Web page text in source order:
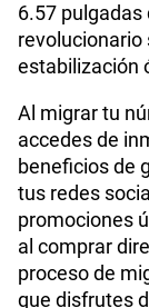
6.57 pulgadas
revolucionario
estabilización
Al migrar tu
accedes de
beneficios de
tus redes
promociones
al comprar
proceso de
que disfrutes